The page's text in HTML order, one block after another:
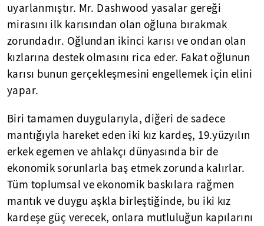
uyarlanmıştır. Mr. Dashwood yasalar gereği
mirasını ilk karısından olan oğluna bırakmak
zorundadır. Oğlundan ikinci karısı ve ondan olan
kızlarına destek olmasını rica eder. Fakat oğlunun
karısı bunun gerçekleşmesini engellemek için elini
yapar.
Biri tamamen duygularıyla, diğeri de sadece
mantığıyla hareket eden iki kız kardeş, 19.yüzyılın
erkek egemen ve ahlakçı dünyasında bir de
ekonomik sorunlarla baş etmek zorunda kalırlar.
Tüm toplumsal ve ekonomik baskılara rağmen
mantık ve duygu aşkla birleştiğinde, bu iki kız
kardeşe güç verecek, onlara mutluluğun kapılarını